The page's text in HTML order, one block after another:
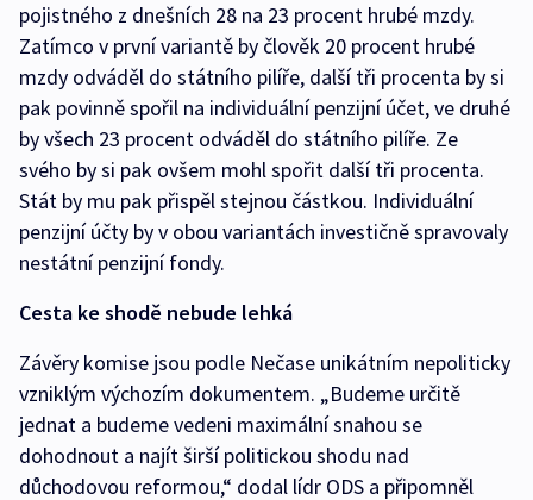
pojistného z dnešních 28 na 23 procent hrubé mzdy.
Zatímco v první variantě by člověk 20 procent hrubé
mzdy odváděl do státního pilíře, další tři procenta by si
pak povinně spořil na individuální penzijní účet, ve druhé
by všech 23 procent odváděl do státního pilíře. Ze
svého by si pak ovšem mohl spořit další tři procenta.
Stát by mu pak přispěl stejnou částkou. Individuální
penzijní účty by v obou variantách investičně spravovaly
nestátní penzijní fondy.
Cesta ke shodě nebude lehká
Závěry komise jsou podle Nečase unikátním nepoliticky
vzniklým výchozím dokumentem. „Budeme určitě
jednat a budeme vedeni maximální snahou se
dohodnout a najít širší politickou shodu nad
důchodovou reformou,“ dodal lídr ODS a připomněl